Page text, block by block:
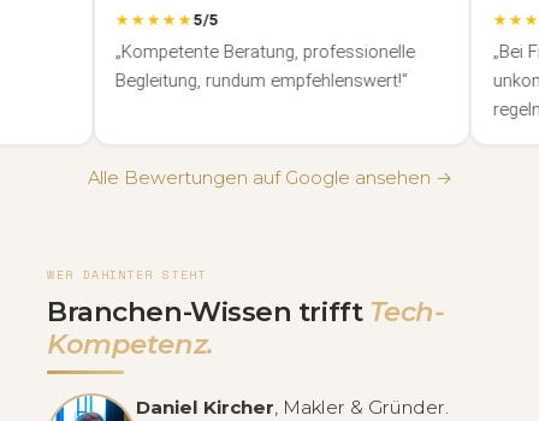
★★★★★5/5
„Kompetente Beratung, professionelle
Begleitung, rundum empfehlenswert!“
★★★★★
„Bei
Infos
Alle Bewertungen auf Google ansehen →
WER DAHINTER STEHT
Branchen-Wissen trifft Tech-
Kompetenz.
Daniel Kircher, Makler & Gründer.